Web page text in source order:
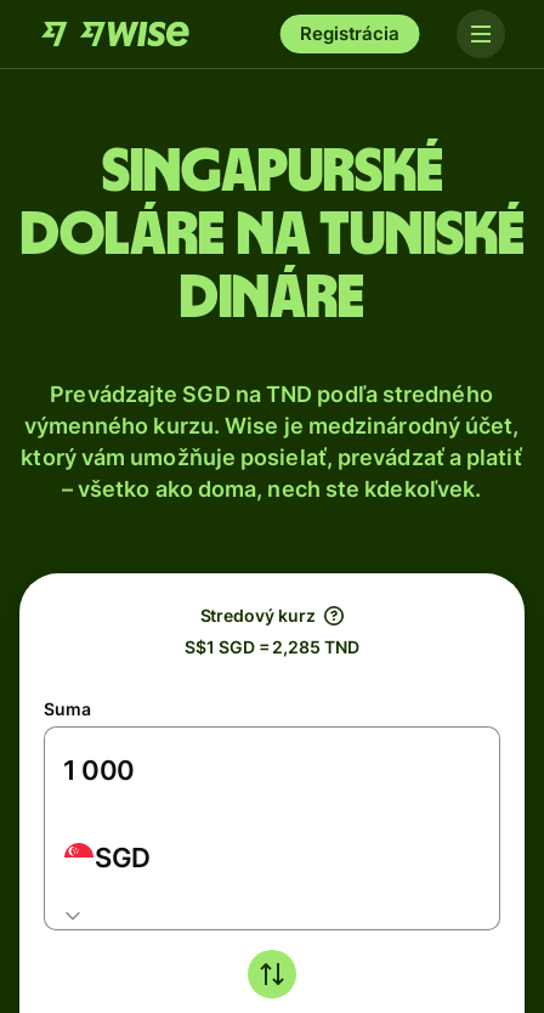
Registrácia
Singapurské
doláre na tuniské
dináre
Prevádzajte SGD na TND podľa stredného
výmenného kurzu. Wise je medzinárodný účet,
ktorý vám umožňuje posielať, prevádzať a platiť
– všetko ako doma, nech ste kdekoľvek.
Stredový kurz
S$1 SGD = 2,285 TND
Suma
SGD